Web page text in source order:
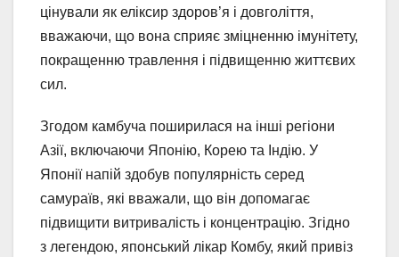
цінували як еліксир здоров’я і довголіття,
вважаючи, що вона сприяє зміцненню імунітету,
покращенню травлення і підвищенню життєвих
сил.
Згодом камбуча поширилася на інші регіони
Азії, включаючи Японію, Корею та Індію. У
Японії напій здобув популярність серед
самураїв, які вважали, що він допомагає
підвищити витривалість і концентрацію. Згідно
з легендою, японський лікар Комбу, який привіз